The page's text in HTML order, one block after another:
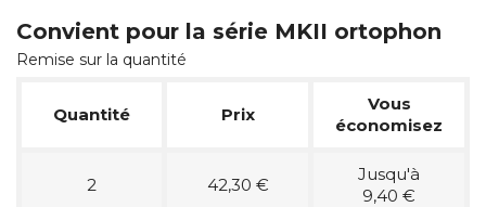
Convient pour la série MKII ortophon
Remise sur la quantité
Quantité Prix
Vous
économisez
2 42,30 €
Jusqu'à
9,40 €